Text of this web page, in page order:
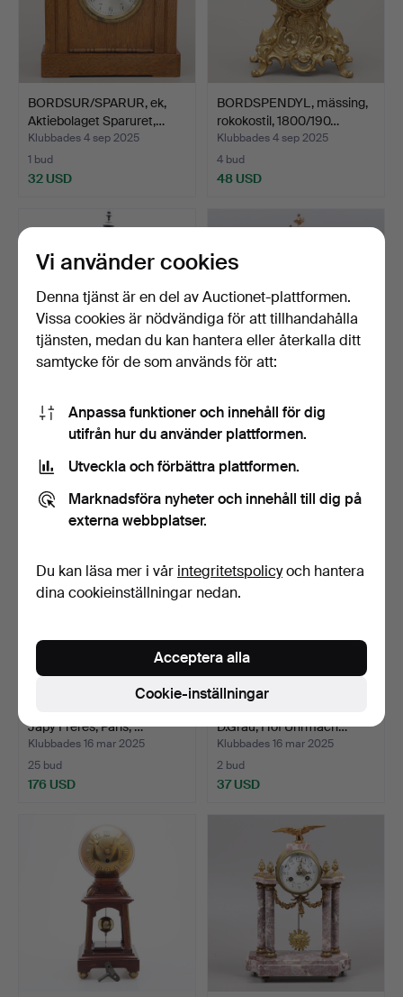
BORDSUR/SPARUR, ek,
Aktiebolaget Sparuret,…
Klubbades 4 sep 2025
1 bud
32 USD
BORDSPENDYL, mässing,
rokokostil, 1800/190…
Klubbades 4 sep 2025
4 bud
48 USD
BORDSPENDYL,
nyrenässans, sent
1800/1900-t…
Klubbades 12 aug 2025
23 bud
BORDSUR, mässing, Urgos.
Klubbades 8 maj 2025
4 bud
Japy Fréres, Paris, …
Klubbades 16 mar 2025
25 bud
176 USD
D.Grau, Hof Uhrmach…
Klubbades 16 mar 2025
2 bud
37 USD
Vi använder cookies
Denna tjänst är en del av Auctionet-plattformen.
Vissa cookies är nödvändiga för att tillhandahålla
tjänsten, medan du kan hantera eller återkalla ditt
samtycke för de som används för att:
Anpassa funktioner och innehåll för dig
utifrån hur du använder plattformen.
Utveckla och förbättra plattformen.
Marknadsföra nyheter och innehåll till dig på
externa webbplatser.
Du kan läsa mer i vår integritetspolicyoch hantera
dina cookieinställningar nedan.
Cookie-inställningar
Acceptera alla